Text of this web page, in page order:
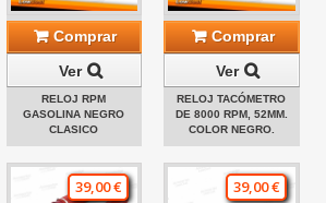
Comprar
Ver
RELOJ RPM
GASOLINA NEGRO
CLASICO
Comprar
Ver
RELOJ TACÓMETRO
DE 8000 RPM, 52MM.
COLOR NEGRO.
39,00 € 39,00 €